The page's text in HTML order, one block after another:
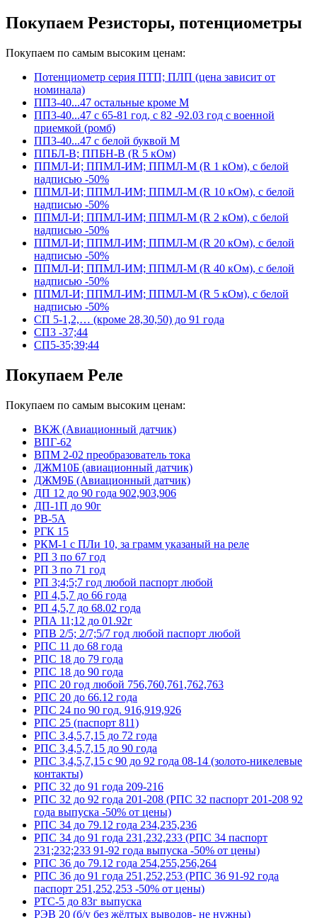
Покупаем Резисторы, потенциометры
Покупаем по самым высоким ценам:
Потенциометр серия ПТП; ПЛП (цена зависит от
номинала)
ПП3-40...47 остальные кроме М
ПП3-40...47 с 65-81 год, с 82 -92.03 год с военной
приемкой (ромб)
ПП3-40...47 с белой буквой М
ППБЛ-В; ППБН-В (R 5 кОм)
ППМЛ-И; ППМЛ-ИМ; ППМЛ-М (R 1 кОм), с белой
надписью -50%
ППМЛ-И; ППМЛ-ИМ; ППМЛ-М (R 10 кОм), с белой
надписью -50%
ППМЛ-И; ППМЛ-ИМ; ППМЛ-М (R 2 кОм), с белой
надписью -50%
ППМЛ-И; ППМЛ-ИМ; ППМЛ-М (R 20 кОм), с белой
надписью -50%
ППМЛ-И; ППМЛ-ИМ; ППМЛ-М (R 40 кОм), с белой
надписью -50%
ППМЛ-И; ППМЛ-ИМ; ППМЛ-М (R 5 кОм), с белой
надписью -50%
СП 5-1,2,… (кроме 28,30,50) до 91 года
СП3 -37;44
СП5-35;39;44
Покупаем Реле
Покупаем по самым высоким ценам:
ВКЖ (Авиационный датчик)
ВПГ-62
ВПМ 2-02 преобразователь тока
ДЖМ10Б (авиационный датчик)
ДЖМ9Б (Авиационный датчик)
ДП 12 до 90 года 902,903,906
ДП-1П до 90г
РВ-5А
РГК 15
РКМ-1 с ПЛи 10, за грамм указаный на реле
РП 3 по 67 год
РП 3 по 71 год
РП 3;4;5;7 год любой паспорт любой
РП 4,5,7 до 66 года
РП 4,5,7 до 68.02 года
РПА 11;12 до 01.92г
РПВ 2/5; 2/7;5/7 год любой паспорт любой
РПС 11 до 68 года
РПС 18 до 79 года
РПС 18 до 90 года
РПС 20 год любой 756,760,761,762,763
РПС 20 до 66.12 года
РПС 24 по 90 год. 916,919,926
РПС 25 (паспорт 811)
РПС 3,4,5,7,15 до 72 года
РПС 3,4,5,7,15 до 90 года
РПС 3,4,5,7,15 с 90 до 92 года 08-14 (золото-никелевые
контакты)
РПС 32 до 91 года 209-216
РПС 32 до 92 года 201-208 (РПС 32 паспорт 201-208 92
года выпуска -50% от цены)
РПС 34 до 79.12 года 234,235,236
РПС 34 до 91 года 231,232,233 (РПС 34 паспорт
231;232;233 91-92 года выпуска -50% от цены)
РПС 36 до 79.12 года 254,255,256,264
РПС 36 до 91 года 251,252,253 (РПС 36 91-92 года
паспорт 251,252,253 -50% от цены)
РТС-5 до 83г выпуска
РЭВ 20 (б/у без жёлтых выводов- не нужны)